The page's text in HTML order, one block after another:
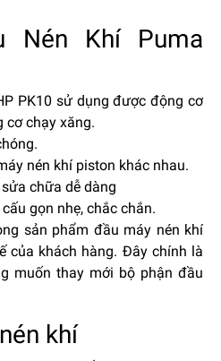
Nén Khí Puma
PK10 sử dụng được động cơ
cơ chạy xăng.
nén khí piston khác nhau.
chữa dễ dàng
gọn nhẹ, chắc chắn.
sản phẩm đầu máy nén khí
của khách hàng. Đây chính là
muốn thay mới bộ phận đầu
khí